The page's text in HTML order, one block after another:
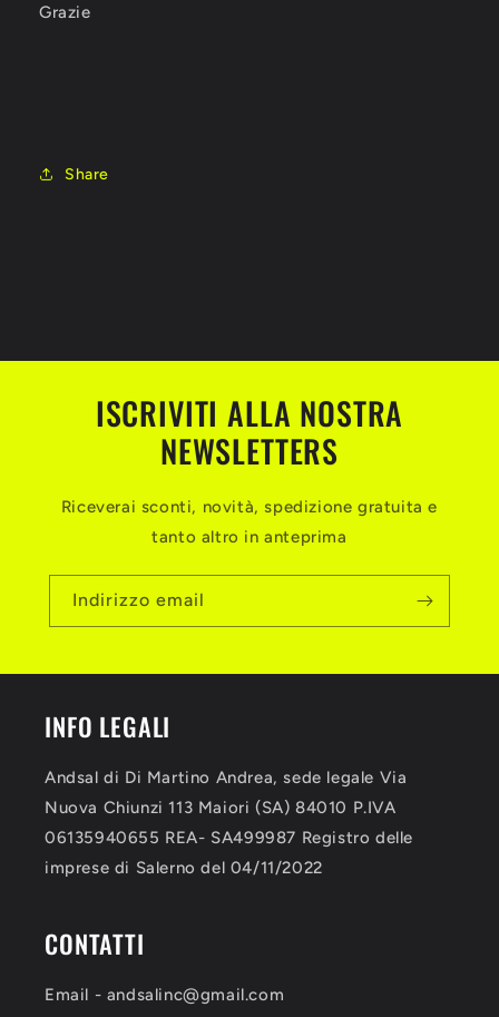
Grazie
Share
ISCRIVITI ALLA NOSTRA
NEWSLETTERS
Riceverai sconti, novità, spedizione gratuita e
tanto altro in anteprima
Indirizzo email
INFO LEGALI
Andsal di Di Martino Andrea, sede legale Via
Nuova Chiunzi 113 Maiori (SA) 84010 P.IVA
06135940655 REA- SA499987 Registro delle
imprese di Salerno del 04/11/2022
CONTATTI
Email - andsalinc@gmail.com